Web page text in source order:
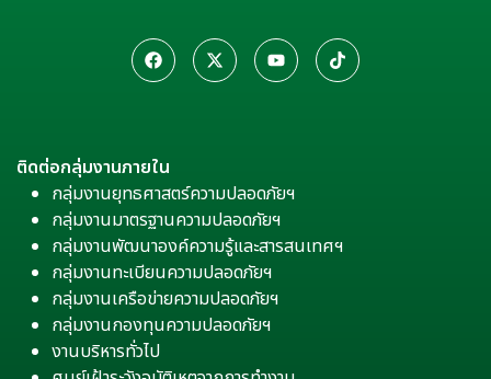
ติดต่อกลุ่มงานภายใน
กลุ่มงานยุทธศาสตร์ความปลอดภัยฯ
กลุ่มงานมาตรฐานความปลอดภัยฯ
กลุ่มงานพัฒนาองค์ความรู้และสารสนเทศฯ
กลุ่มงานทะเบียนความปลอดภัยฯ
กลุ่มงานเครือข่ายความปลอดภัยฯ
กลุ่มงานกองทุนความปลอดภัยฯ
งานบริหารทั่วไป